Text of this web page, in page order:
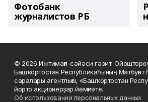
Фотобанк
журналистов РБ
© 2026 Ижтимағи-сәйәси гәзит.
Башҡортостан Республикаһының Матбуғат
саралары агентлығы, «Башҡортостан
йорто акционерҙар йәмғиәте.
Об использовании персональных данных